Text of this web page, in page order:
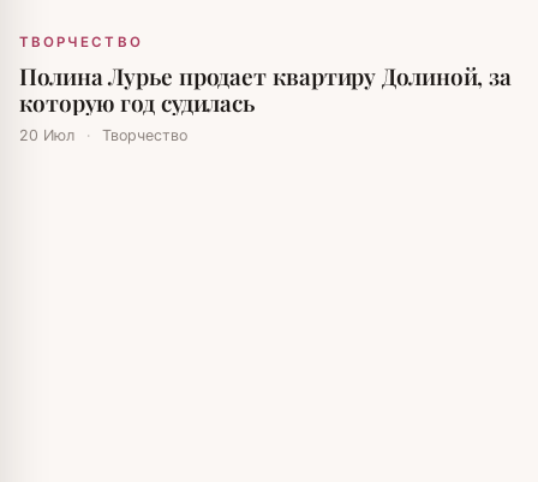
ТВОРЧЕСТВО
Полина Лурье продает квартиру Долиной, за
которую год судилась
20 Июл · Творчество